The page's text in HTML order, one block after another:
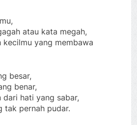
atau kata megah,
kecilmu yang membawa
besar,
benar,
dari hati yang sabar,
tak pernah pudar.